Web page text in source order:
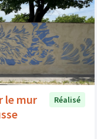
le mur
Réalisé